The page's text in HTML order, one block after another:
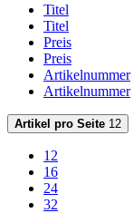
Titel
Titel
Preis
Preis
Artikelnummer
Artikelnummer
Artikel pro Seite 12
12
16
24
32